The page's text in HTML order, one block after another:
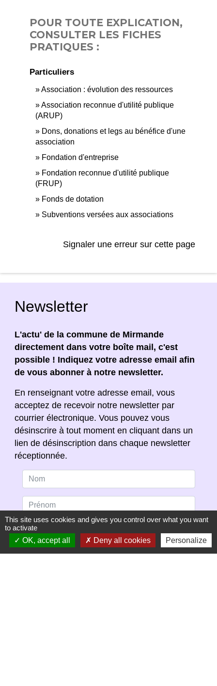
POUR TOUTE EXPLICATION,
CONSULTER LES FICHES
PRATIQUES :
Particuliers
Association : évolution des ressources
Association reconnue d'utilité publique
(ARUP)
Dons, donations et legs au bénéfice d'une
association
Fondation d'entreprise
Fondation reconnue d'utilité publique
(FRUP)
Fonds de dotation
Subventions versées aux associations
Signaler une erreur sur cette page
Newsletter
L'actu' de la commune de Mirmande
directement dans votre boîte mail, c'est
possible ! Indiquez votre adresse email afin
de vous abonner à notre newsletter.
En renseignant votre adresse email, vous
acceptez de recevoir notre newsletter par
courrier électronique. Vous pouvez vous
désinscrire à tout moment en cliquant dans un
lien de désinscription dans chaque newsletter
réceptionnée.
This site uses cookies and gives you control over what you want
to activate
OK, accept all
Deny all cookies Personalize